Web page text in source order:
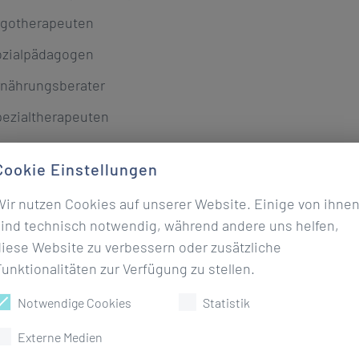
in Hand für Ihre Gesundheit
unserer Arbeit liegt in dem kreativen, sich ständig
Team. Die medizinische Leitung der
(zugleich Chefarzt der Reha-Abteilung), der Chefärztin
und den Abteilungsleitern, steht für eine offene
Transparenz.
Einstellungen
nutzen Cookies auf unserer Website. Einige von ihnen
technisch notwendig, während andere uns helfen,
Website zu verbessern oder zusätzliche
zur Verfügung zu stellen.
Notwendige Cookies Statistik
Externe Medien